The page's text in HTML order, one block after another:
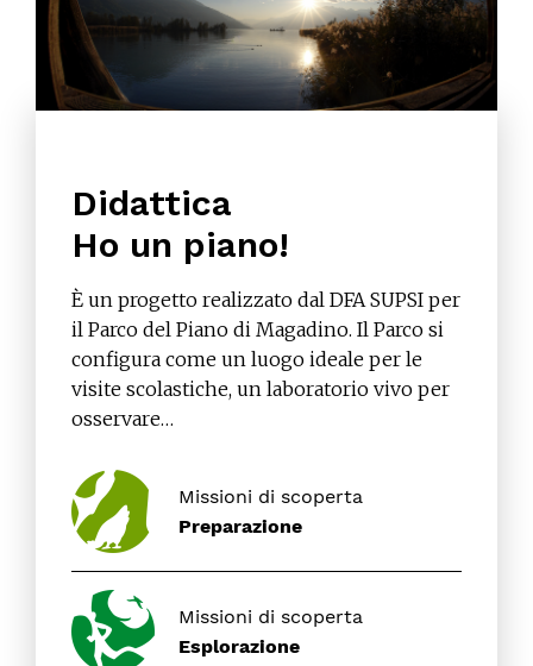
Didattica
Ho un piano!
È un progetto realizzato dal DFA SUPSI per
il Parco del Piano di Magadino. Il Parco si
configura come un luogo ideale per le
visite scolastiche, un laboratorio vivo per
osservare…
Missioni di scoperta
Preparazione
Missioni di scoperta
Esplorazione